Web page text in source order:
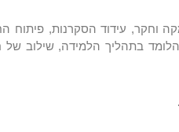
עידוד הסקרנות, פיתוח
בתהליך הלמידה, שילוב של